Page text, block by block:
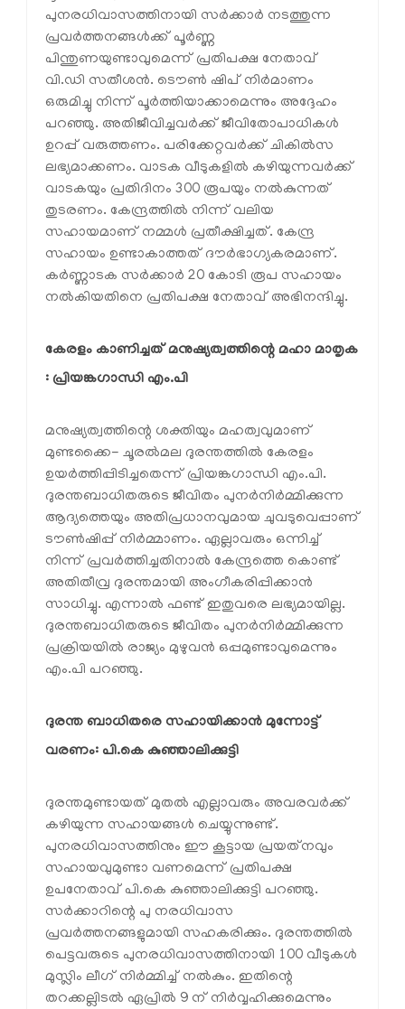
പുനരധിവാസത്തിനായി സര്‍ക്കാര്‍ നടത്തുന്ന
പ്രവര്‍ത്തനങ്ങള്‍ക്ക് പൂര്‍ണ്ണ
പിന്തുണയുണ്ടാവുമെന്ന് പ്രതിപക്ഷ നേതാവ്
വി.ഡി സതീശന്‍. ടൌണ്‍ ഷിപ് നിര്‍മാണം
ഒരുമിച്ചു നിന്ന് പൂര്‍ത്തിയാക്കാമെന്നും അദ്ദേഹം
പറഞ്ഞു. അതിജീവിച്ചവര്‍ക്ക് ജീവിതോപാധികള്‍
ഉറപ്പ് വരുത്തണം. പരിക്കേറ്റവര്‍ക്ക് ചികില്‍സ
ലഭ്യമാക്കണം. വാടക വീടുകളില്‍ കഴിയുന്നവര്‍ക്ക്
വാടകയും പ്രതിദിനം 300 രൂപയും നല്‍കുന്നത്
തുടരണം. കേന്ദ്രത്തില്‍ നിന്ന് വലിയ
സഹായമാണ് നമ്മള്‍ പ്രതീക്ഷിച്ചത്. കേന്ദ്ര
സഹായം ഉണ്ടാകാത്തത് ദൗര്‍ഭാഗ്യകരമാണ്.
കര്‍ണ്ണാടക സര്‍ക്കാര്‍ 20 കോടി രൂപ സഹായം
നല്‍കിയതിനെ പ്രതിപക്ഷ നേതാവ് അഭിനന്ദിച്ചു.
കേരളം കാണിച്ചത് മനുഷ്യത്വത്തിന്റെ മഹാ മാതൃക
: പ്രിയങ്കഗാന്ധി എം.പി
മനുഷ്യത്വത്തിന്റെ ശക്തിയും മഹത്വവുമാണ്
മുണ്ടക്കൈ- ചൂരല്‍മല ദുരന്തത്തില്‍ കേരളം
ഉയര്‍ത്തിപ്പിടിച്ചതെന്ന് പ്രിയങ്കഗാന്ധി എം.പി.
ദുരന്തബാധിതരുടെ ജീവിതം പുനര്‍നിര്‍മ്മിക്കുന്ന
ആദ്യത്തെയും അതിപ്രധാനവുമായ ചുവടുവെപ്പാണ്
ടൗണ്‍ഷിപ്പ് നിര്‍മ്മാണം. ഏല്ലാവരും ഒന്നിച്ച്
നിന്ന് പ്രവര്‍ത്തിച്ചതിനാല്‍ കേന്ദ്രത്തെ കൊണ്ട്
അതിതീവ്ര ദുരന്തമായി അംഗീകരിപ്പിക്കാന്‍
സാധിച്ചു. എന്നാല്‍ ഫണ്ട് ഇതുവരെ ലഭ്യമായില്ല.
ദുരന്തബാധിതരുടെ ജീവിതം പുനര്‍നിര്‍മ്മിക്കുന്ന
പ്രക്രിയയില്‍ രാജ്യം മുഴുവന്‍ ഒപ്പമുണ്ടാവുമെന്നും
എം.പി പറഞ്ഞു.
ദുരന്ത ബാധിതരെ സഹായിക്കാന്‍ മുന്നോട്ട്
വരണം: പി.കെ കുഞ്ഞാലിക്കുട്ടി
ദുരന്തമുണ്ടായത് മുതല്‍ എല്ലാവരും അവരവര്‍ക്ക്
കഴിയുന്ന സഹായങ്ങള്‍ ചെയ്യുന്നുണ്ട്.
പുനരധിവാസത്തിനും ഈ കൂട്ടായ പ്രയത്‌നവും
സഹായവുമുണ്ടാ വണമെന്ന് പ്രതിപക്ഷ
ഉപനേതാവ് പി.കെ കുഞ്ഞാലിക്കുട്ടി പറഞ്ഞു.
സര്‍ക്കാറിന്റെ പു നരധിവാസ
പ്രവര്‍ത്തനങ്ങളുമായി സഹകരിക്കും. ദുരന്തത്തില്‍
പെട്ടവരുടെ പുനരധിവാസത്തിനായി 100 വീടുകള്‍
മുസ്ലിം ലീഗ് നിര്‍മ്മിച്ച് നല്‍കും. ഇതിന്റെ
തറക്കല്ലിടല്‍ ഏപ്രില്‍ 9 ന് നിര്‍വ്വഹിക്കുമെന്നും